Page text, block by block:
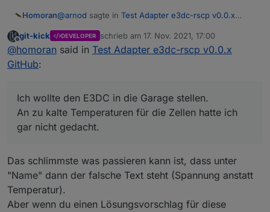
Homoran@arnod sagte in Test Adapter e3dc-rscp v0.0.x
Perfekt.
@ujok sagte inTest Adapter e3dc-rscp v0.0.x
GitHub:
Ich wollte den E3DC in die Garage stellen.
An zu kalte Temperaturen für die Zellen hatte ich gar
nicht gedacht.
Offline
git-kick DEVELOPER schrieb am 17. Nov. 2021, 17:00
zuletzt editiert von
@homoran said in Test Adapter e3dc-rscp v0.0.x
GitHub:
Ich wollte den E3DC in die Garage stellen.
An zu kalte Temperaturen für die Zellen hatte ich
gar nicht gedacht.
Das schlimmste was passieren kann ist, dass unter
"Name" dann der falsche Text steht (Spannung anstatt
Temperatur).
Aber wenn du einen Lösungsvorschlag für diese